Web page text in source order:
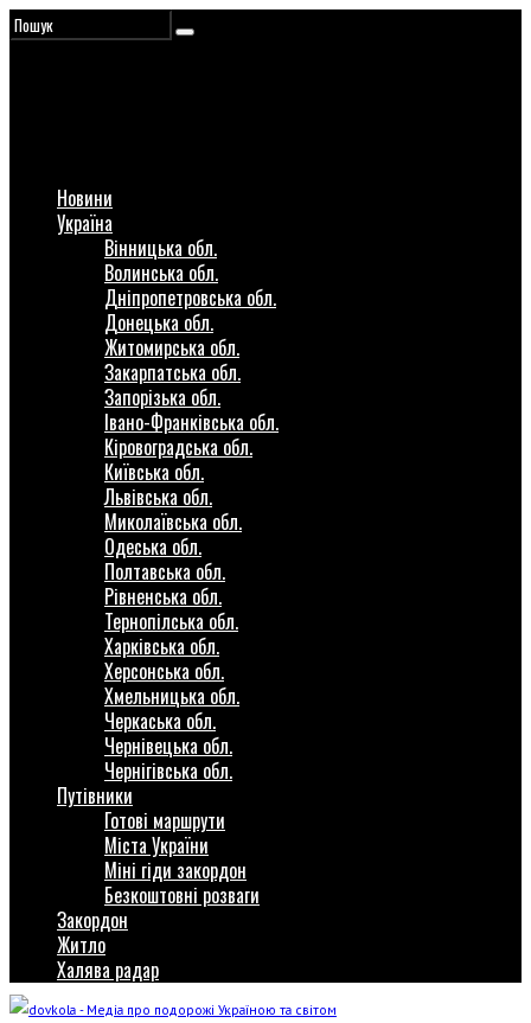
Новини
Україна
Вінницька обл.
Волинська обл.
Дніпропетровська обл.
Донецька обл.
Житомирська обл.
Закарпатська обл.
Запорізька обл.
Івано-Франківська обл.
Кіровоградська обл.
Київська обл.
Львівська обл.
Миколаївська обл.
Одеська обл.
Полтавська обл.
Рівненська обл.
Тернопілська обл.
Харківська обл.
Херсонська обл.
Хмельницька обл.
Черкаська обл.
Чернівецька обл.
Чернігівська обл.
Путівники
Готові маршрути
Міста України
Міні гіди закордон
Безкоштовні розваги
Закордон
Житло
Халява радар